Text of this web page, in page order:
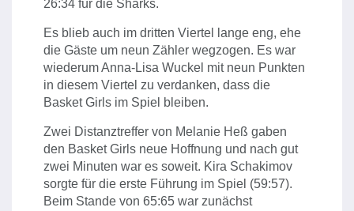
26:34 für die Sharks.
Es blieb auch im dritten Viertel lange eng, ehe
die Gäste um neun Zähler wegzogen. Es war
wiederum Anna-Lisa Wuckel mit neun Punkten
in diesem Viertel zu verdanken, dass die
Basket Girls im Spiel bleiben.
Zwei Distanztreffer von Melanie Heß gaben
den Basket Girls neue Hoffnung und nach gut
zwei Minuten war es soweit. Kira Schakimov
sorgte für die erste Führung im Spiel (59:57).
Beim Stande von 65:65 war zunächst